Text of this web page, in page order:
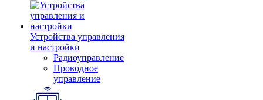
Устройства управления
и настройки
Радиоуправление
Проводное
управление